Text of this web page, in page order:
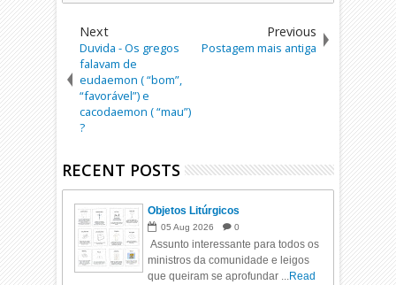
Next
Duvida - Os gregos
falavam de
eudaemon ( “bom”,
“favorável”) e
cacodaemon ( “mau”)
?
Previous
Postagem mais antiga
RECENT POSTS
Objetos Litúrgicos
05 Aug 2026 0
Assunto interessante para todos os
ministros da comunidade e leigos
que queiram se aprofundar ...Read